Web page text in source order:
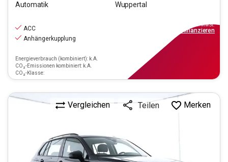
Automatik
Wuppertal
ACC
Anhängerkupplung
Energieverbrauch (kombiniert): k.A.
CO₂-Emissionen kombiniert: k.A.
CO₂-Klasse:
inkl.MwSt.
finanzieren
Vergleichen Teilen Merken